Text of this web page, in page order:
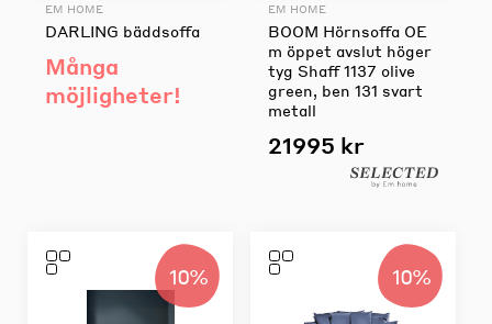
EM HOME
DARLING bäddsoffa
Många
möjligheter!
EM HOME
BOOM Hörnsoffa OE
m öppet avslut höger
tyg Shaff 1137 olive
green, ben 131 svart
metall
21995 kr
10% 10%